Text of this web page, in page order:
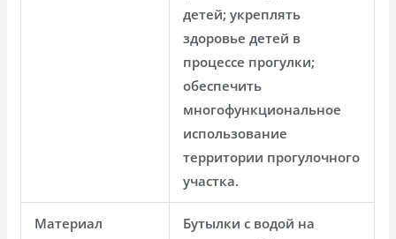
детей; укреплять
здоровье детей в
процессе прогулки;
обеспечить
многофункциональное
использование
территории прогулочного
участка.
Материал
Бутылки с водой на